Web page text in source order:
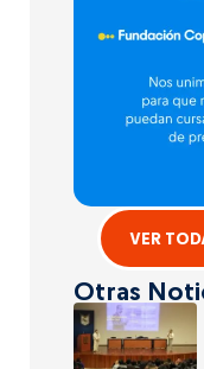
VER
Otras